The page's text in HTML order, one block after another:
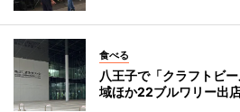
食べる
八王子で「クラフトビ
域ほか22ブルワリー出